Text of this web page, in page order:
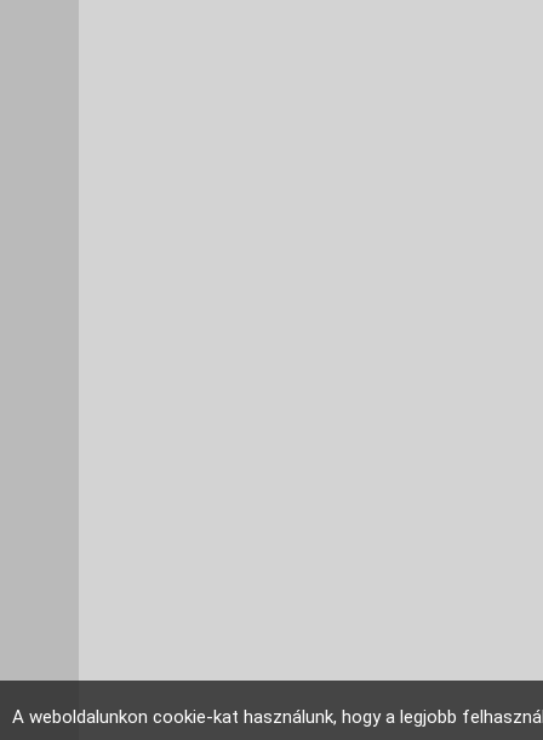
A weboldalunkon cookie-kat használunk, hogy a legjobb